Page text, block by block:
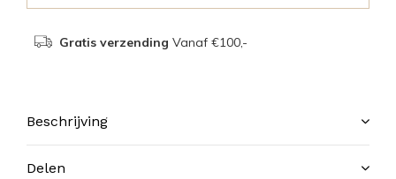
Gratis verzending Vanaf €100,-
Beschrijving
Delen